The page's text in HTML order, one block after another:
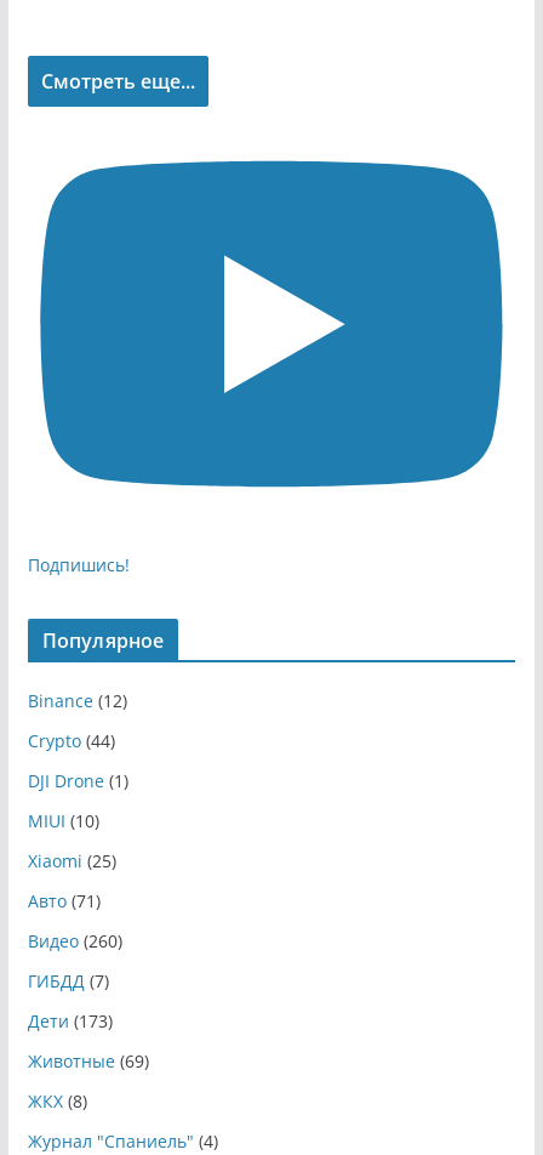
Смотреть еще...
Подпишись!
Популярное
Binance(12)
Crypto(44)
DJI Drone(1)
MIUI (10)
Xiaomi (25)
Авто(71)
Видео(260)
ГИБДД(7)
Дети (173)
Животные(69)
ЖКХ(8)
Журнал "Спаниель" (4)